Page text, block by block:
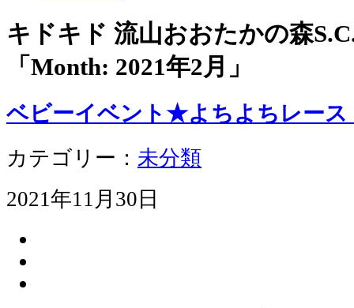
キドキド 流山おおたかの森
「Month: 2021年2月 」
ベビーイベント★よちよちレース
カテゴリー： 未分類
2021年11月30日